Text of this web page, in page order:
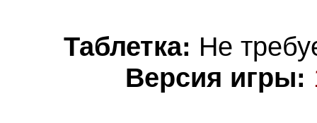
Таблетка: Не
Версия игры: